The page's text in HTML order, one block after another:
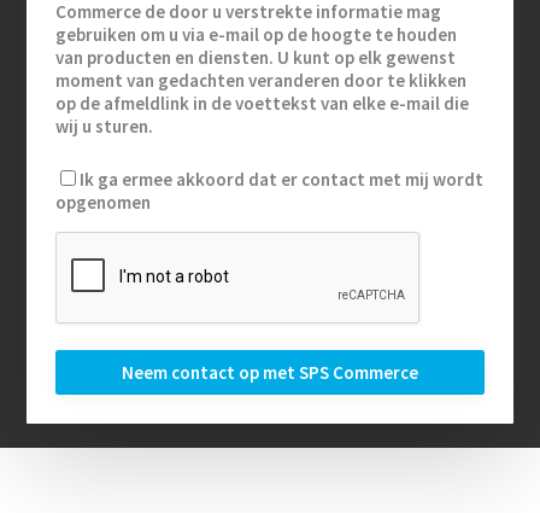
Commerce de door u verstrekte informatie mag
gebruiken om u via e-mail op de hoogte te houden
van producten en diensten. U kunt op elk gewenst
moment van gedachten veranderen door te klikken
op de afmeldlink in de voettekst van elke e-mail die
wij u sturen.
Ik ga ermee akkoord dat er contact met mij wordt
opgenomen